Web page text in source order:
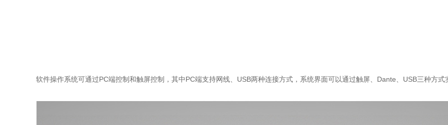
软件操作系统可通过PC端控制和触屏控制，其中PC端支持网线、USB两种连接方式，系统界面可以通过触屏、Dante、USB三种方式